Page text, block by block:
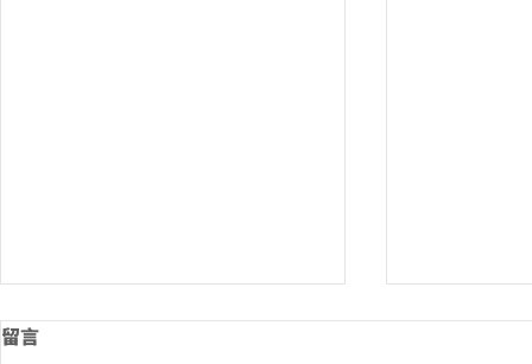
留言